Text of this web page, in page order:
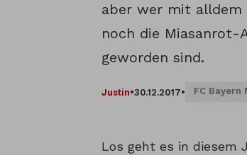
aber wer mit alldem
noch die Miasanrot-
geworden sind.
Justin•30.12.2017• FC Bayern
Los geht es in diesem